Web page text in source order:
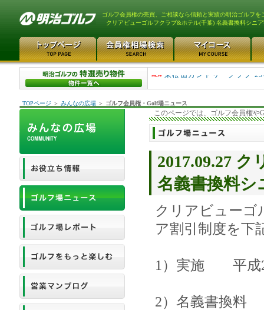
ゴルフ会員権の売買、ご相談なら信頼と実績の明治ゴルフを
クリアビューゴルフクラブ&ホテル(千葉) 名義書換料シニ
平塚富士見カントリーク
東松山カントリークラブ
TOPページ ＞ みんなの広場 ＞ ゴルフ会員権・Golf場ニュース
このページでは、ゴルフ会員権や
2017.09.27
名義書換料シ
クリアビューゴ
ア割引制度を下
1）実施 平成
2）名義書換料